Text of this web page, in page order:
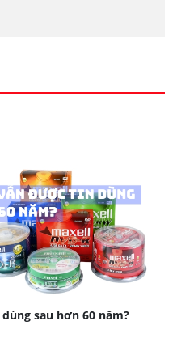
sau hơn 60 năm?